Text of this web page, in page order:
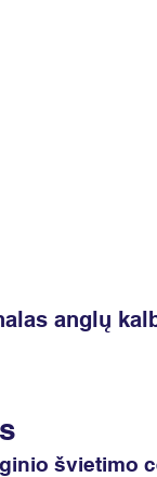
anglų
švietimo